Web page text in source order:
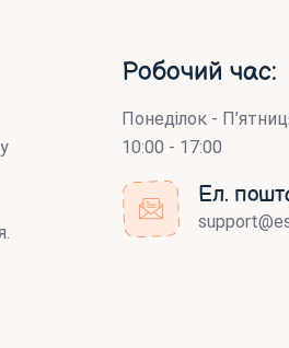
Робочий час:
Понеділок -
10:00 - 17:00
Ел.